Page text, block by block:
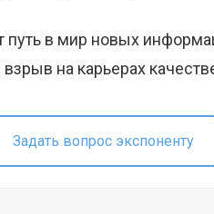
путь в мир новых
на карьерах
Задать вопрос экспоненту